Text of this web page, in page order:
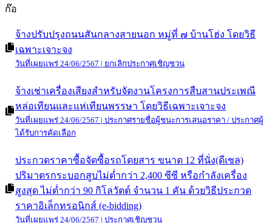
รายละเอียดเพิ่มเติม
รายละเอียดเพิ่มเติม
รายละเอียดเพิ่มเติม
รายละเอียดเพิ่มเติม
ข่าวจัดซื้อจัดจ้างระบบ e-GP
ข่าวจัดซื้อจัดจ้างระบบ e-GP ขององค์การบริหารส่วนตำบลท่า
ก๊อ
จ้างปรับปรุงถนนสันกลางสายนอก หมู่ที่ ๗ บ้านโฮ่ง โดยวิธี